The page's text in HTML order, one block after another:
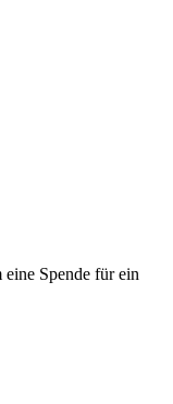
Spende für ein